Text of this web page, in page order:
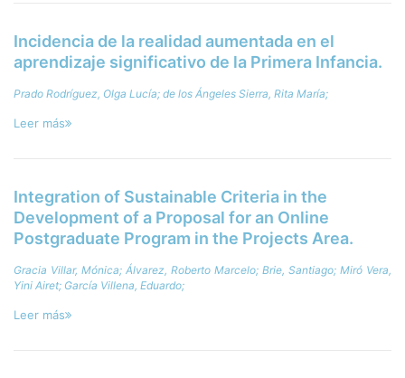
Incidencia de la realidad aumentada en el
aprendizaje significativo de la Primera Infancia.
Prado Rodríguez, Olga Lucía; de los Ángeles Sierra, Rita María;
Leer más
Integration of Sustainable Criteria in the
Development of a Proposal for an Online
Postgraduate Program in the Projects Area.
Gracia Villar, Mónica; Álvarez, Roberto Marcelo; Brie, Santiago; Miró Vera,
Yini Airet; García Villena, Eduardo;
Leer más